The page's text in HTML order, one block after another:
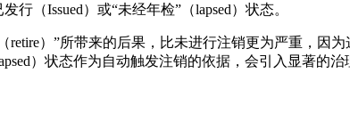
（Issued）或“未经年检”（lapsed）状态。
）”所带来的后果，比未进行注销更为严重，因
）状态作为自动触发注销的依据，会引入显著的